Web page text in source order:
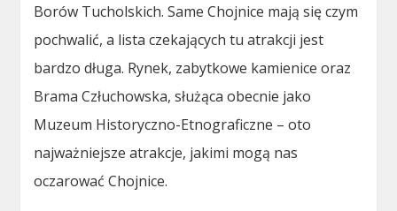
Borów Tucholskich. Same Chojnice mają się czym
pochwalić, a lista czekających tu atrakcji jest
bardzo długa. Rynek, zabytkowe kamienice oraz
Brama Człuchowska, służąca obecnie jako
Muzeum Historyczno-Etnograficzne – oto
najważniejsze atrakcje, jakimi mogą nas
oczarować Chojnice.